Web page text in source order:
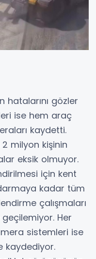
hatalarını gözler
ise hem araç
kaydetti.
milyon kişinin
eksik olmuyor.
için kent
kadar tüm
çalışmaları
Her
sistemleri ise
kaydediyor.